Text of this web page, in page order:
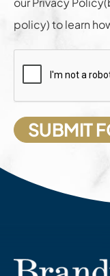
policy) to learn